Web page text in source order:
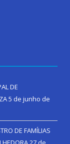
DE
5 de junho de
DE FAMÍLIAS